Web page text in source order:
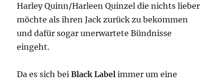
Harley Quinn/Harleen Quinzel die nichts lieber
möchte als ihren Jack zurück zu bekommen
und dafür sogar unerwartete Bündnisse
eingeht.
Da es sich beiBlack Label immer um eine